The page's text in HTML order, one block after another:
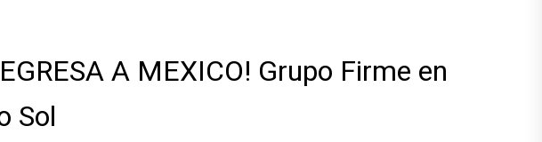
A MEXICO! Grupo Firme en
Sol